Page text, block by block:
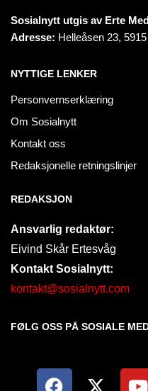
Sosialnytt utgis av Erte
Adresse: Helleåsen 23,
NYTTIGE LENKER
Personvernserklæring
Om Sosialnytt
Kontakt oss
Redaksjonelle retningslinjer
REDAKSJON
Ansvarlig redaktør:
Eivind Skår Ertesvåg
Kontakt Sosialnytt:
kontakt@sosialnytt.com
FØLG OSS PÅ SOSIALE